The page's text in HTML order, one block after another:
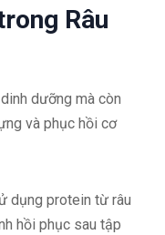
Râu
dưỡng mà còn
và phục hồi cơ
dụng protein từ râu
hồi phục sau tập